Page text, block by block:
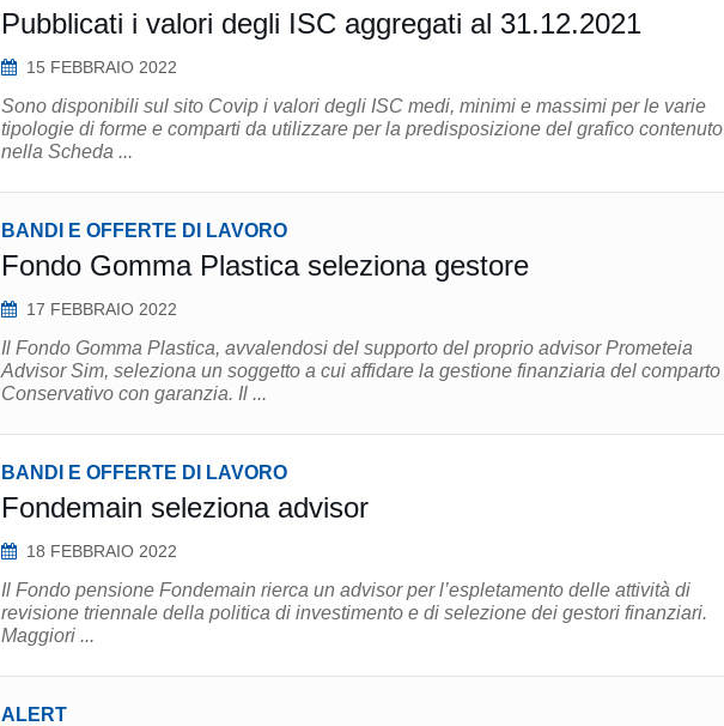
Pubblicati i valori degli ISC aggregati al 31.12.2021
15 FEBBRAIO 2022
Sono disponibili sul sito Covip i valori degli ISC medi, minimi e massimi per le varie
tipologie di forme e comparti da utilizzare per la predisposizione del grafico contenuto
nella Scheda ...
BANDI E OFFERTE DI LAVORO
Fondo Gomma Plastica seleziona gestore
17 FEBBRAIO 2022
Il Fondo Gomma Plastica, avvalendosi del supporto del proprio advisor Prometeia
Advisor Sim, seleziona un soggetto a cui affidare la gestione finanziaria del comparto
Conservativo con garanzia. Il ...
BANDI E OFFERTE DI LAVORO
Fondemain seleziona advisor
18 FEBBRAIO 2022
Il Fondo pensione Fondemain rierca un advisor per l’espletamento delle attività di
revisione triennale della politica di investimento e di selezione dei gestori finanziari.
Maggiori ...
ALERT